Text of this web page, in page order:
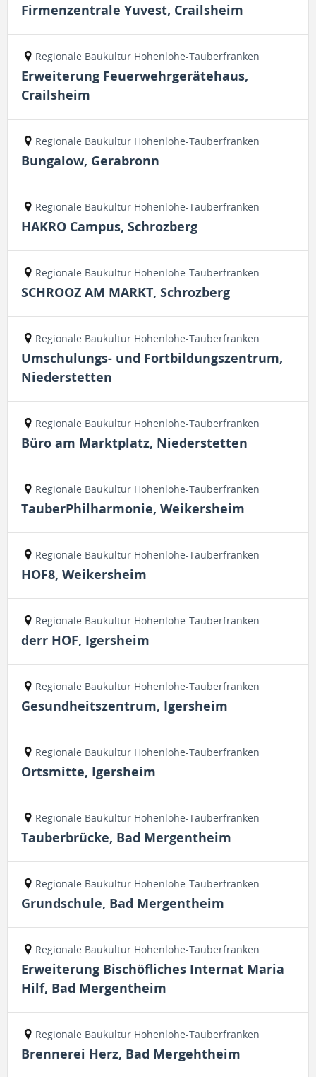
Firmenzentrale Yuvest, Crailsheim
Regionale Baukultur Hohenlohe-Tauberfranken
Erweiterung Feuerwehrgerätehaus,
Crailsheim
Regionale Baukultur Hohenlohe-Tauberfranken
Bungalow, Gerabronn
Regionale Baukultur Hohenlohe-Tauberfranken
HAKRO Campus, Schrozberg
Regionale Baukultur Hohenlohe-Tauberfranken
SCHROOZ AM MARKT, Schrozberg
Regionale Baukultur Hohenlohe-Tauberfranken
Umschulungs- und Fortbildungszentrum,
Niederstetten
Regionale Baukultur Hohenlohe-Tauberfranken
Büro am Marktplatz, Niederstetten
Regionale Baukultur Hohenlohe-Tauberfranken
TauberPhilharmonie, Weikersheim
Regionale Baukultur Hohenlohe-Tauberfranken
HOF8, Weikersheim
Regionale Baukultur Hohenlohe-Tauberfranken
derr HOF, Igersheim
Regionale Baukultur Hohenlohe-Tauberfranken
Gesundheitszentrum, Igersheim
Regionale Baukultur Hohenlohe-Tauberfranken
Ortsmitte, Igersheim
Regionale Baukultur Hohenlohe-Tauberfranken
Tauberbrücke, Bad Mergentheim
Regionale Baukultur Hohenlohe-Tauberfranken
Grundschule, Bad Mergentheim
Regionale Baukultur Hohenlohe-Tauberfranken
Erweiterung Bischöfliches Internat Maria
Hilf, Bad Mergentheim
Regionale Baukultur Hohenlohe-Tauberfranken
Brennerei Herz, Bad Mergehtheim